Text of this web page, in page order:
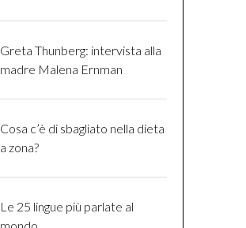
Greta Thunberg: intervista alla
madre Malena Ernman
Cosa c’è di sbagliato nella dieta
a zona?
Le 25 lingue più parlate al